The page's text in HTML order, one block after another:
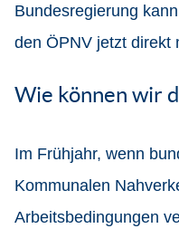
Bundesregierung
den ÖPNV jetzt direkt
Wie können wir
Im Frühjahr, wenn
Kommunalen
Arbeitsbedingungen